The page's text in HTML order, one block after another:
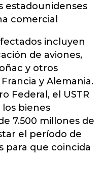
estadounidenses
comercial
incluyen
de aviones,
y otros
y Alemania.
Federal, el USTR
bienes
7.500 millones de
el período de
para que coincida